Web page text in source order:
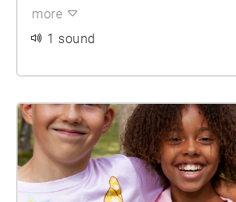
också Noa hamna i spegelvärlden?
more
1 sound